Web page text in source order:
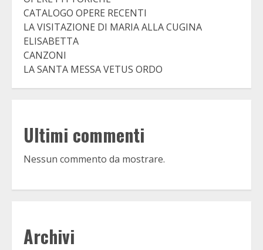
CATALOGO OPERE RECENTI
LA VISITAZIONE DI MARIA ALLA CUGINA
ELISABETTA
CANZONI
LA SANTA MESSA VETUS ORDO
Ultimi commenti
Nessun commento da mostrare.
Archivi